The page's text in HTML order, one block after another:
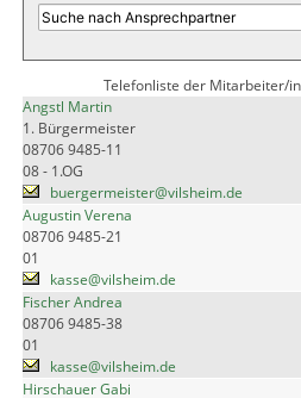
Telefonliste der Mitarbeiter/
Angstl Martin
1. Bürgermeister
08706 9485-11
08 - 1.OG
buergermeister@vilsheim.de
Augustin Verena
08706 9485-21
01
kasse@vilsheim.de
Fischer Andrea
08706 9485-38
01
kasse@vilsheim.de
Hirschauer Gabi